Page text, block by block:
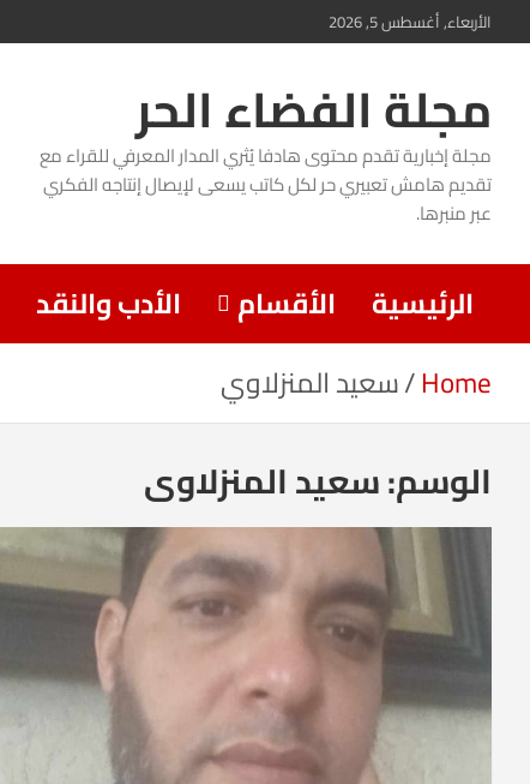
Skip
content
الأربعاء, أغسطس 5, 2026
مجلة الفضاء الحر
مجلة إخبارية تقدم محتوى هادفا يُثري المدار المعرفي للقراء مع
تقديم هامش تعبيري حر لكل كاتب يسعى لإيصال إنتاجه الفكري
عبر منبرها.
الرئيسية الأقسام الأدب والنقد
Home سعيد المنزلاوي
الوسم:سعيد المنزلاوي